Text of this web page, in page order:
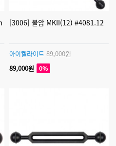
[3006] 볼암 MKII(12) #4081.12
아이켈라이트 89,000원
89,000원
0%